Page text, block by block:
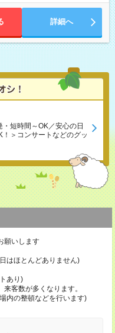
詳細へ
短時間～OK／安心の日
＞コンサートなどのグッ
願いします
はほとんどありません)
あり)
客数が多くなります。
内の整頓などを行います)